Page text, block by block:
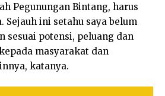
Pegunungan Bintang, harus
Sejauh ini setahu saya belum
sesuai potensi, peluang dan
masyarakat dan
katanya.